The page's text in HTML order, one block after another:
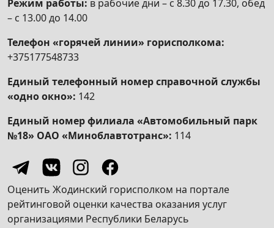
консервации, проекта расконсервации,
проекта ликвидации горных предприятий,
связанных с разработкой месторождений
стратегических полезных ископаемых (их
ограниченного распространения
Получение решения о предоставлении
горного отвода с выдачей в установленном
порядке акта, удостоверяющего горный
Получение решения о предоставлении
геологического отвода с выдачей в
установленном порядке акта,
удостоверяющего геологический отвод
Режим работы: в рабочие дни – с 8.30 до 17.30, обед
– с 13.00 до 14.00
Телефон «горячей линии» горисполкома:
+375177548733
Единый телефонный номер справочной службы
«одно окно»: 142
Единый номер филиала «Автомобильный парк
№18» ОАО «Миноблавтотранс»: 114
Оценить Жодинский горисполком на портале
рейтинговой оценки качества оказания услуг
организациями Республики Беларусь